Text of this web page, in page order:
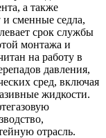
а также
сменные седла,
срок службы
монтажа и
на работу в
давления,
сред, включая
жидкости.
отрасль.